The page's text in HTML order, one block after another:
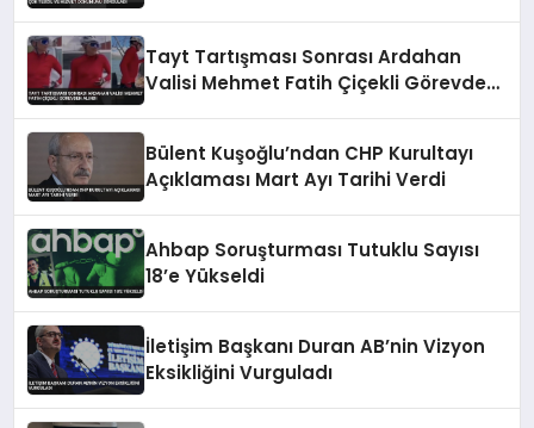
Tayt Tartışması Sonrası Ardahan
Valisi Mehmet Fatih Çiçekli Görevden
Bülent Kuşoğlu’ndan CHP Kurultayı
Açıklaması Mart Ayı Tarihi Verdi
Ahbap Soruşturması Tutuklu Sayısı
18’e Yükseldi
İletişim Başkanı Duran AB’nin Vizyon
Eksikliğini Vurguladı